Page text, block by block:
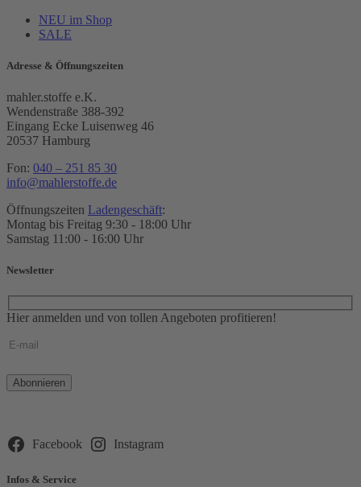
NEU im Shop
SALE
Adresse & Öffnungszeiten
mahler.stoffe e.K.
Wendenstraße 388-392
Eingang Ecke Luisenweg 46
20537 Hamburg
Fon: 040 – 251 85 30
info@mahlerstoffe.de
Öffnungszeiten Ladengeschäft:
Montag bis Freitag 9:30 - 18:00 Uhr
Samstag 11:00 - 16:00 Uhr
Newsletter
Hier anmelden und von tollen Angeboten profitieren!
Bitte
lasse
leer.
Facebook Instagram
Infos & Service